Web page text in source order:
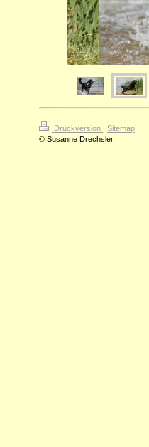
Druckversion | Sitemap
© Susanne Drechsler